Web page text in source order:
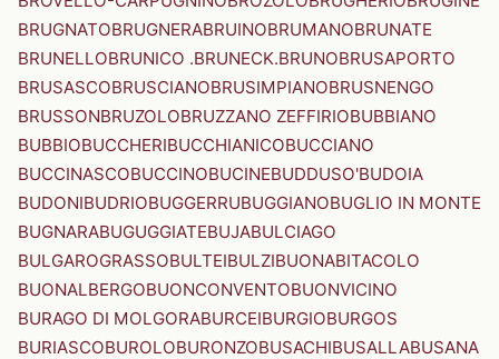
BRUGNATOBRUGNERABRUINOBRUMANOBRUNATE
BRUNELLOBRUNICO .BRUNECK.BRUNOBRUSAPORTO
BRUSASCOBRUSCIANOBRUSIMPIANOBRUSNENGO
BRUSSONBRUZOLOBRUZZANO ZEFFIRIOBUBBIANO
BUBBIOBUCCHERIBUCCHIANICOBUCCIANO
BUCCINASCOBUCCINOBUCINEBUDDUSO'BUDOIA
BUDONIBUDRIOBUGGERRUBUGGIANOBUGLIO IN MONTE
BUGNARABUGUGGIATEBUJABULCIAGO
BULGAROGRASSOBULTEIBULZIBUONABITACOLO
BUONALBERGOBUONCONVENTOBUONVICINO
BURAGO DI MOLGORABURCEIBURGIOBURGOS
BURIASCOBUROLOBURONZOBUSACHIBUSALLABUSANA